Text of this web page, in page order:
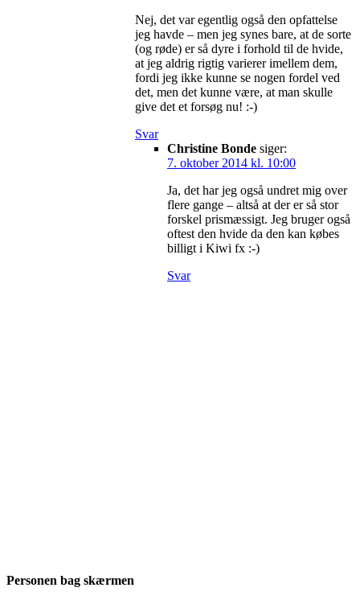
Nej, det var egentlig også den opfattelse
jeg havde – men jeg synes bare, at de sorte
(og røde) er så dyre i forhold til de hvide,
at jeg aldrig rigtig varierer imellem dem,
fordi jeg ikke kunne se nogen fordel ved
det, men det kunne være, at man skulle
give det et forsøg nu! :-)
Svar
Christine Bonde siger:
7. oktober 2014 kl. 10:00
Ja, det har jeg også undret mig over
flere gange – altså at der er så stor
forskel prismæssigt. Jeg bruger også
oftest den hvide da den kan købes
billigt i Kiwi fx :-)
Svar
Personen bag skærmen